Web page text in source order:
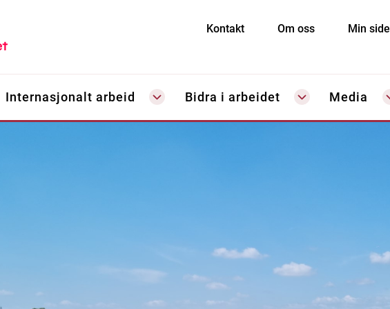
Kontakt Om oss Min side
Internasjonalt arbeid Bidra i arbeidet Media